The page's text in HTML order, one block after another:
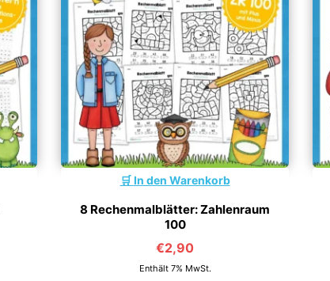
In den Warenkorb
8 Rechenmalblätter: Zahlenraum
100
€2,90
Enthält 7% MwSt.